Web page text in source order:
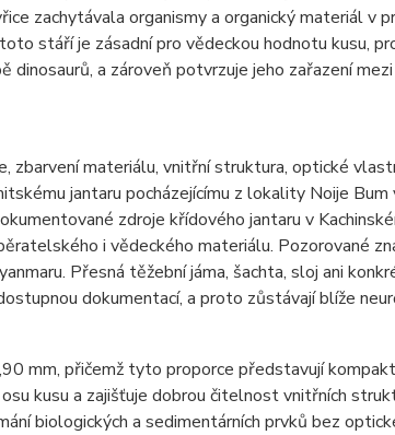
zachytávala organismy a organický materiál v
stáří je zásadní pro vědeckou hodnotu kusu,
dinosaurů, a zároveň potvrzuje jeho zařazení
zbarvení materiálu, vnitřní struktura, optické
jantaru pocházejícímu z lokality Noije
zdroje křídového jantaru v
i vědeckého materiálu. Pozorované
Přesná těžební jáma, šachta, sloj ani
dokumentací, a proto zůstávají blíže
mm, přičemž tyto proporce představují
kusu a zajišťuje dobrou čitelnost vnitřních
biologických a sedimentárních prvků bez